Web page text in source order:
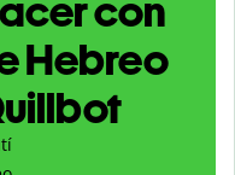
con
Hebreo